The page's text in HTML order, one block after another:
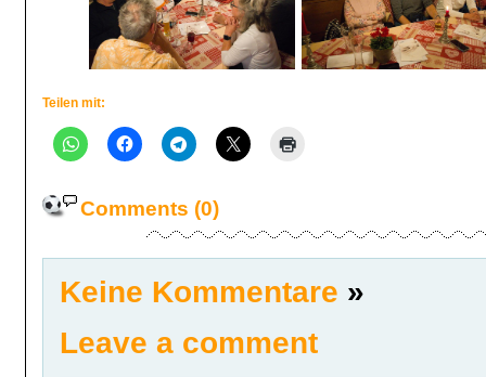
Teilen mit:
Comments (0)
Keine Kommentare »
Leave a comment